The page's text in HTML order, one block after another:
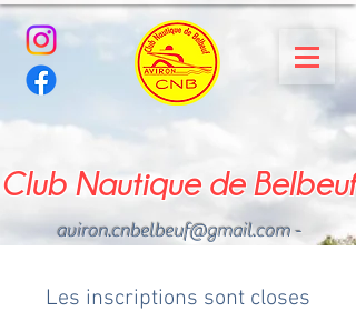
Club Nautique de Belbeuf
aviron.cnbelbeuf@gmail.com-
Les inscriptions sont closes